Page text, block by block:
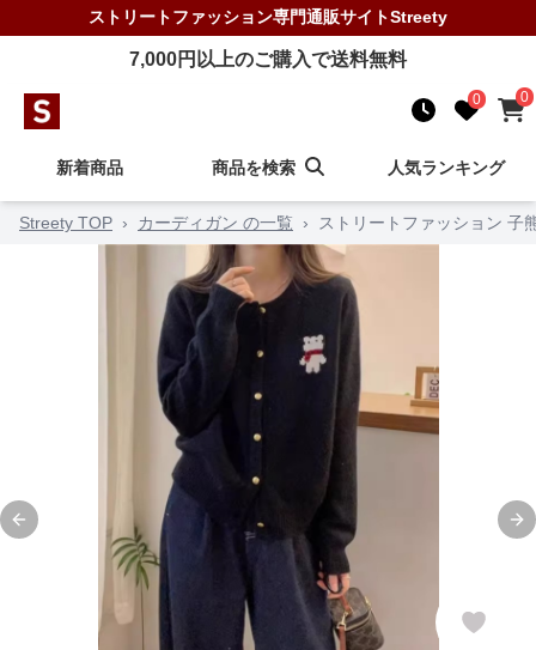
ストリートファッション専門通販サイトStreety
7,000円以上のご購入で送料無料
0 0
新着商品 商品を検索 人気ランキング
Streety TOP › カーディガン の一覧 › ストリートファッション 子
Previous slide